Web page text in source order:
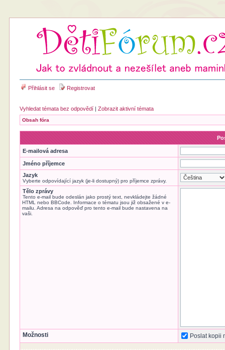
Přihlásit se Registrovat
Vyhledat témata bez odpovědí |Zobrazit aktivní témata
Obsah fóra
E-mailová adresa
Jméno příjemce
Jazyk
Vyberte odpovídající jazyk (je-li dostupný) pro příjemce zprávy.
Tělo zprávy
Tento e-mail bude odeslán jako prostý text, nevkládejte žádné
HTML nebo BBCode. Informace o tématu jsou již obsažené v e-
mailu. Adresa na odpověď pro tento e-mail bude nastavena na
vaši.
Možnosti Poslat kopii